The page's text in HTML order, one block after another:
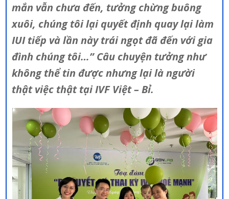
mắn vẫn chưa đến, tưởng chừng buông
xuôi, chúng tôi lại quyết định quay lại làm
IUI tiếp và lần này trái ngọt đã đến với gia
đình chúng tôi…” Câu chuyện tưởng như
không thể tin được nhưng lại là người
thật việc thật tại IVF Việt – Bỉ.